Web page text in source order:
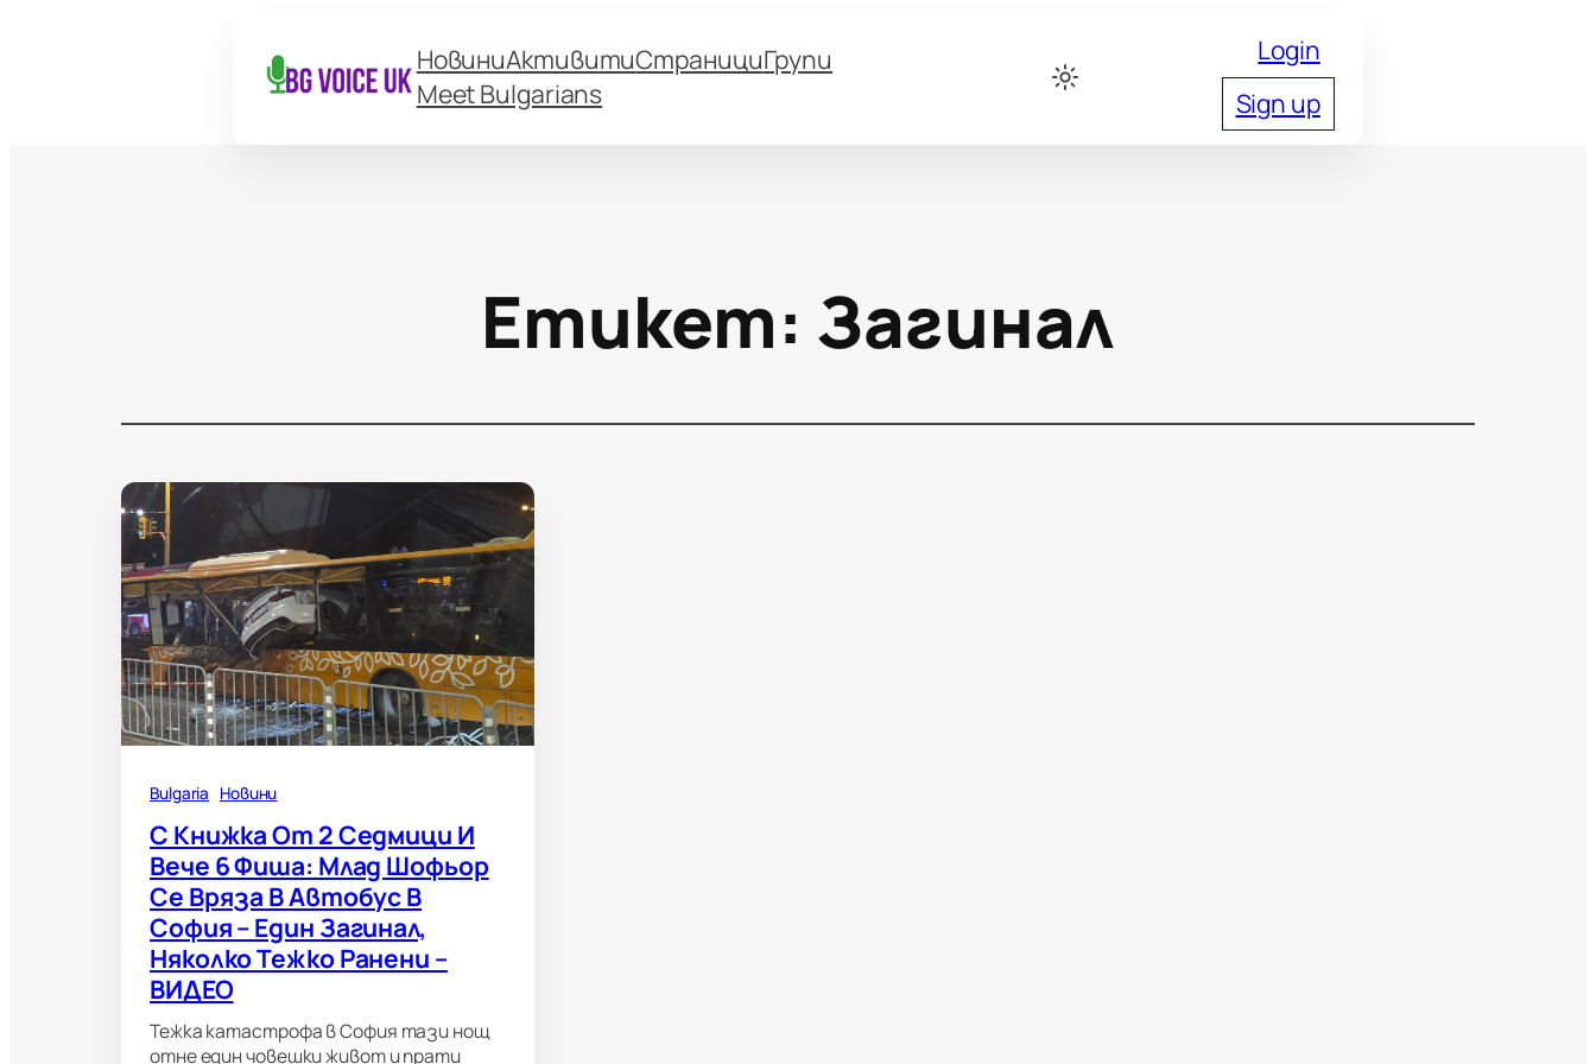
НовиниАктивитиСтранициГрупи
Meet Bulgarians
Login
Sign up
Етикет: Загинал
Bulgaria Новини
С Книжка От 2 Седмици И
Вече 6 Фиша: Млад Шофьор
Се Вряза В Автобус В
София – Един Загинал,
Няколко Тежко Ранени –
ВИДЕО
Тежка катастрофа в София тази нощ
отне един човешки живот и прати